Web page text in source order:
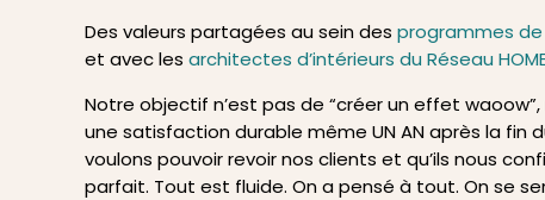
Des valeurs partagées au sein desprogrammes de
et avec lesarchitectes d’intérieurs du Réseau
Notre objectif n’est pas de “créer un effet
une satisfaction durable même UN AN après la fin
voulons pouvoir revoir nos clients et qu’ils nous
parfait. Tout est fluide. On a pensé à tout. On se